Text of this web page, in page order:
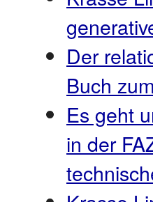
Der
Buch
Es geht
in der